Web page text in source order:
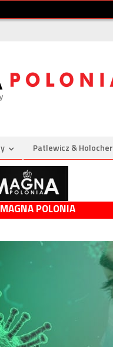
Patlewicz & Holocher
POLONIA